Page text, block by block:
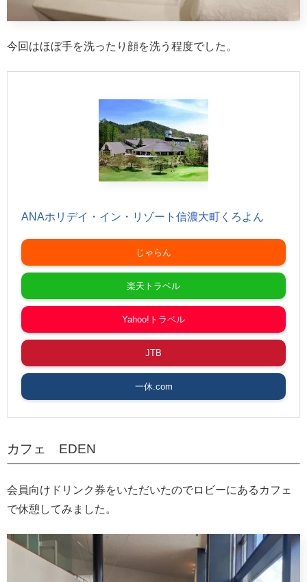
今回はほぼ手を洗ったり顔を洗う程度でした。
ANAホリデイ・イン・リゾート信濃大町くろよん
じゃらん
楽天トラベル
Yahoo!トラベル
JTB
一休.com
カフェ EDEN
会員向けドリンク券をいただいたのでロビーにあるカフェ
で休憩してみました。